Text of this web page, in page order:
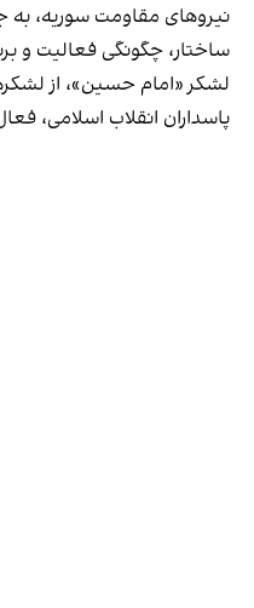
نیروهای مقاومت سوریه،
ساختار، چگونگی فعالیت و
لشکر «امام حسین»، از
پاسداران انقلاب اسلامی،